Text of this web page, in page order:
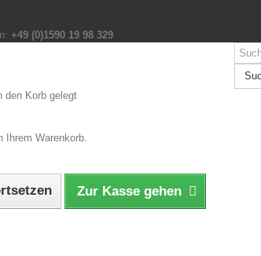
+49 (0)1590 19 98 329
den Korb gelegt
Ihrem Warenkorb.
Zur Kasse gehen